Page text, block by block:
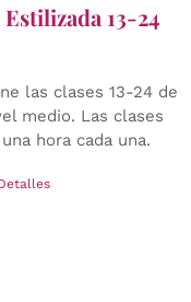
13-24
las clases 13-24 de
medio. Las clases
hora cada una.